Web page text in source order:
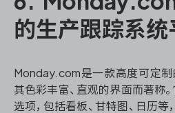
的生产跟踪系统
Monday.com是一款高度可定制
其色彩丰富、直观的界面而著称
选项，包括看板、甘特图、日历等